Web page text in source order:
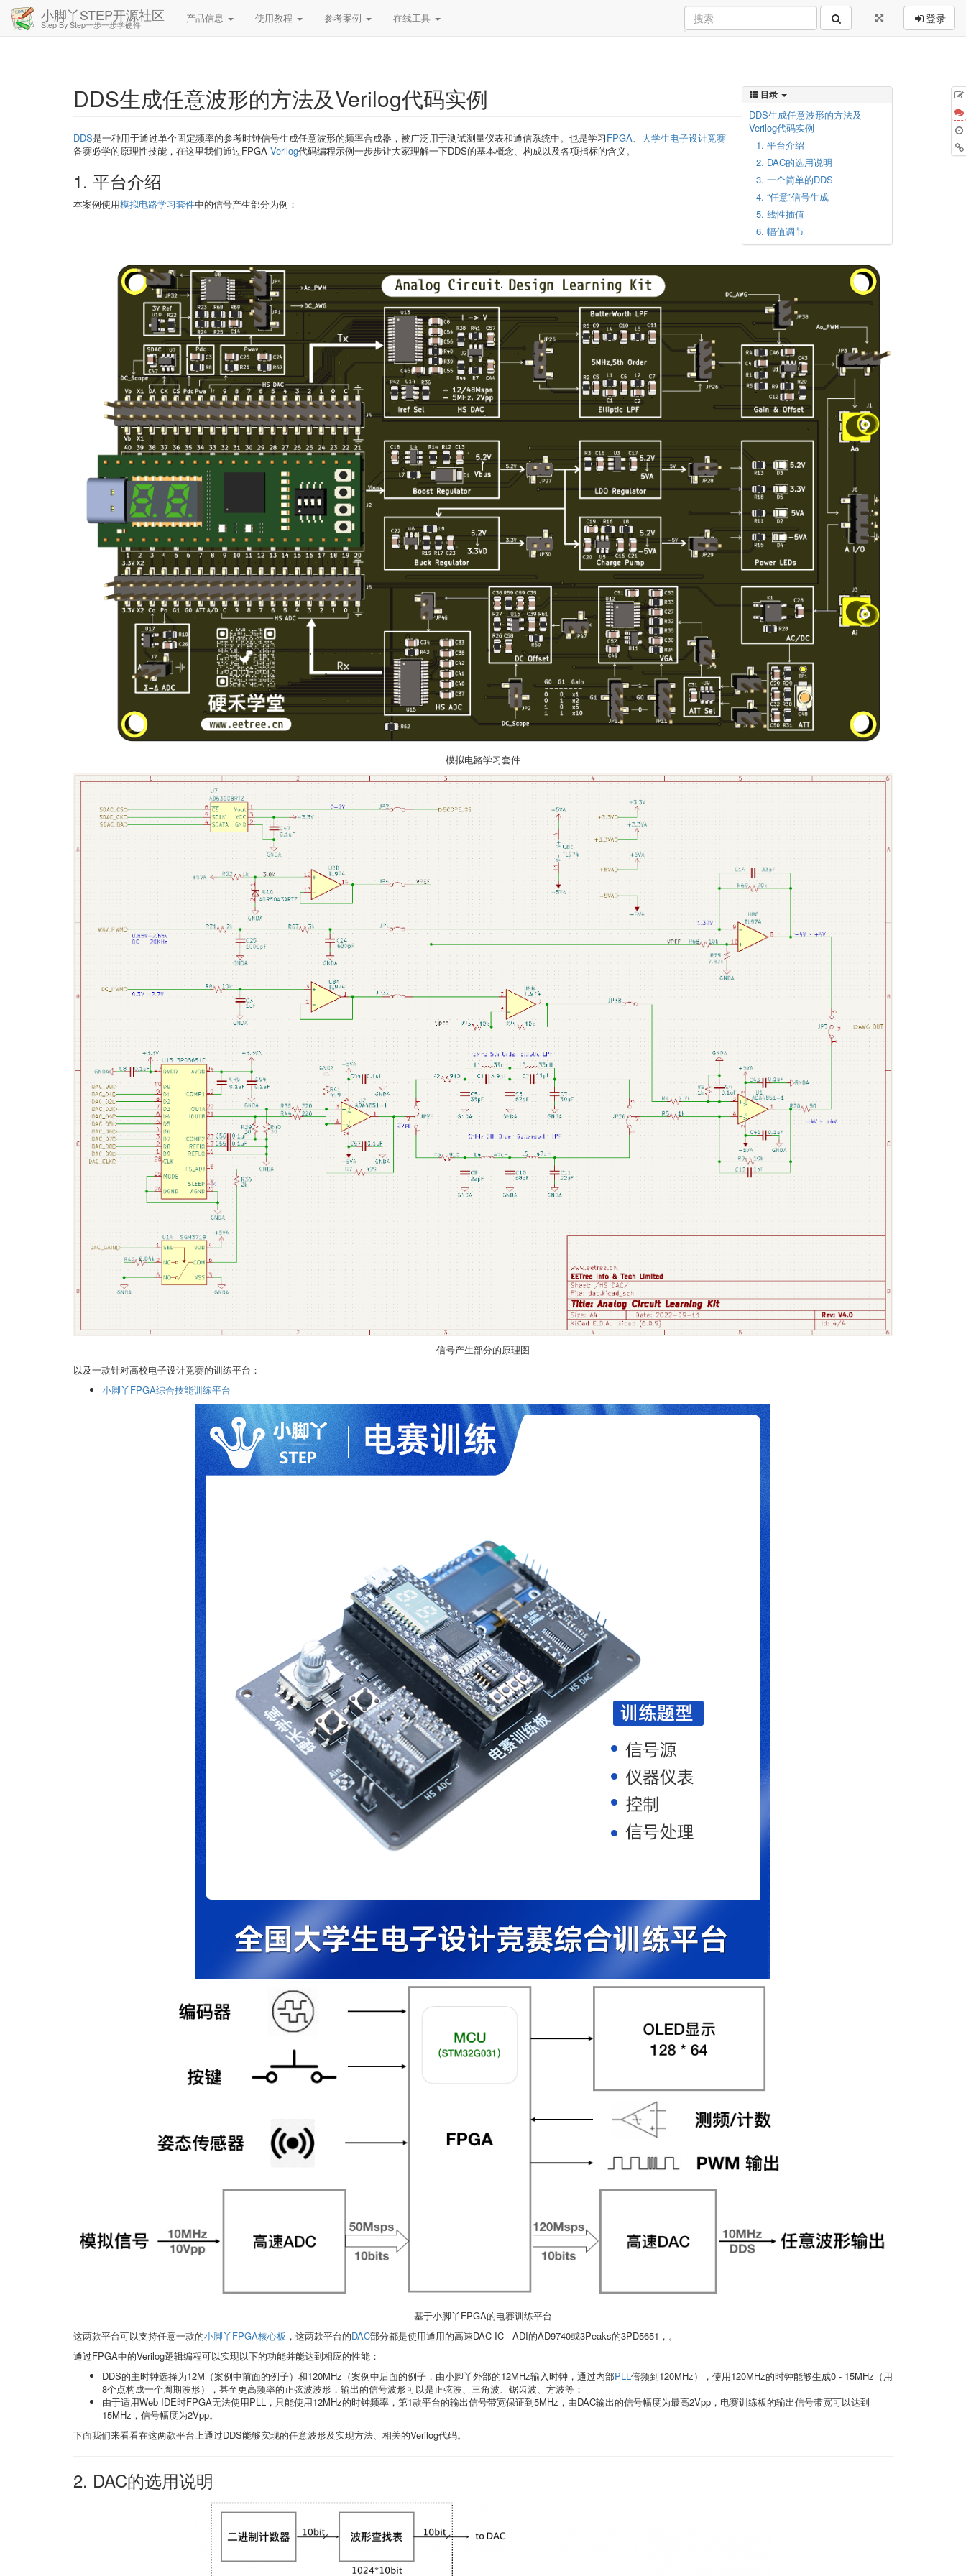
小脚丫STEP开源社区
Step By Step一步一步学硬件
产品信息 使用教程 参考案例 在线工具 登录
目录
DDS生成任意波形的方法及
Verilog代码实例
1. 平台介绍
2. DAC的选用说明
3. 一个简单的DDS
4. “任意”信号生成
5. 线性插值
6. 幅值调节
DDS生成任意波形的方法及Verilog代码实例
DDS是一种用于通过单个固定频率的参考时钟信号生成任意波形的频率合成器，被广泛用于测试测量仪表和通信系统中。也是学习FPGA、 大学生电子设计竞赛
备赛必学的原理性技能，在这里我们通过FPGA Verilog代码编程示例一步步让大家理解一下DDS的基本概念、构成以及各项指标的含义。
1. 平台介绍
本案例使用模拟电路学习套件中的信号产生部分为例：
模拟电路学习套件
信号产生部分的原理图
以及一款针对高校电子设计竞赛的训练平台：
小脚丫FPGA综合技能训练平台
基于小脚丫FPGA的电赛训练平台
这两款平台可以支持任意一款的小脚丫FPGA核心板 ，这两款平台的DAC部分都是使用通用的高速DAC IC - ADI的AD9740或3Peaks的3PD5651，。
通过FPGA中的Verilog逻辑编程可以实现以下的功能并能达到相应的性能：
DDS的主时钟选择为12M（案例中前面的例子）和120MHz（案例中后面的例子，由小脚丫外部的12MHz输入时钟，通过内部PLL倍频到120MHz），使用120MHz的时钟能够生成0 - 15MHz（用
8个点构成一个周期波形），甚至更高频率的正弦波波形，输出的信号波形可以是正弦波、三角波、锯齿波、方波等；
由于适用Web IDE时FPGA无法使用PLL，只能使用12MHz的时钟频率，第1款平台的输出信号带宽保证到5MHz，由DAC输出的信号幅度为最高2Vpp，电赛训练板的输出信号带宽可以达到
15MHz，信号幅度为2Vpp。
下面我们来看看在这两款平台上通过DDS能够实现的任意波形及实现方法、相关的Verilog代码。
2. DAC的选用说明